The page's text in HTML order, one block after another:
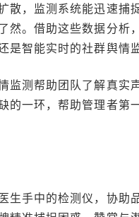
散，监测系统能迅速捕
。借助这些数据分析
智能实时的社群舆情
监测帮助团队了解真实
一环，帮助管理者第
生手中的检测仪，协助